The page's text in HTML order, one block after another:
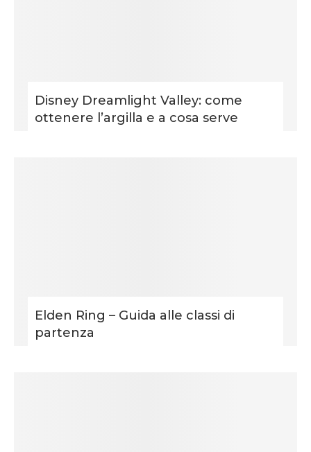
Disney Dreamlight Valley: come
ottenere l’argilla e a cosa serve
Elden Ring – Guida alle classi di
partenza